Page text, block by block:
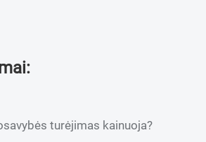
turėjimas kainuoja?